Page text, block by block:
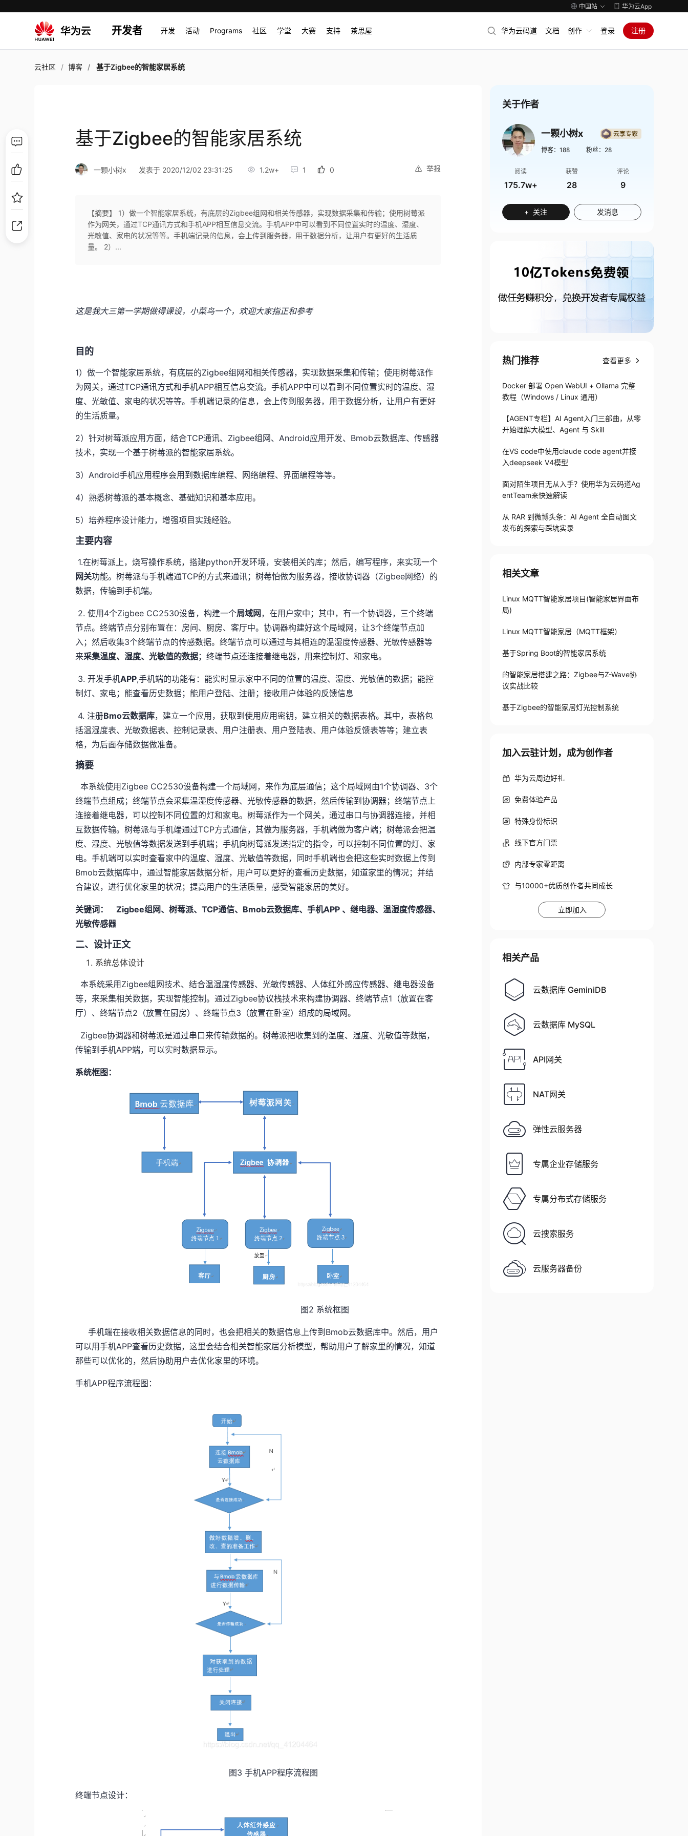
中国站 华为云App
开发者 开发 活动 Programs 社区 学堂 大赛 支持 茶思屋 华为云码道 文档 创作 登录 注册
云社区 博客 基于Zigbee的智能家居系统
基于Zigbee的智能家居系统
举报
一颗小树x 发表于 2020/12/02 23:31:25 1.2w+ 1 0
【摘要】 1）做一个智能家居系统，有底层的Zigbee组网和相关传感器，实现数据采集和传输；使用树莓派
作为网关，通过TCP通讯方式和手机APP相互信息交流。手机APP中可以看到不同位置实时的温度、湿度、
光敏值、家电的状况等等。手机端记录的信息，会上传到服务器，用于数据分析，让用户有更好的生活质
量。 2）...
这是我大三第一学期做得课设，小菜鸟一个，欢迎大家指正和参考
目的
1）做一个智能家居系统，有底层的Zigbee组网和相关传感器，实现数据采集和传输；使用树莓派作
为网关，通过TCP通讯方式和手机APP相互信息交流。手机APP中可以看到不同位置实时的温度、湿
度、光敏值、家电的状况等等。手机端记录的信息，会上传到服务器，用于数据分析，让用户有更好
的生活质量。
2）针对树莓派应用方面，结合TCP通讯、Zigbee组网、Android应用开发、Bmob云数据库、传感器
技术，实现一个基于树莓派的智能家居系统。
3）Android手机应用程序会用到数据库编程、网络编程、界面编程等等。
4）熟悉树莓派的基本概念、基础知识和基本应用。
5）培养程序设计能力，增强项目实践经验。
主要内容
1.在树莓派上，烧写操作系统，搭建python开发环境，安装相关的库；然后，编写程序，来实现一个
网关功能。树莓派与手机端通TCP的方式来通讯；树莓怕做为服务器，接收协调器（Zigbee网络）的
数据，传输到手机端。
2. 使用4个Zigbee CC2530设备，构建一个局域网 ，在用户家中；其中，有一个协调器，三个终端
节点。终端节点分别布置在：房间、厨房、客厅中。协调器构建好这个局域网，让3个终端节点加
入；然后收集3个终端节点的传感数据。终端节点可以通过与其相连的温湿度传感器、光敏传感器等
来采集温度、湿度、光敏值的数据；终端节点还连接着继电器，用来控制灯、和家电。
3. 开发手机APP,手机端的功能有：能实时显示家中不同的位置的温度、湿度、光敏值的数据；能控
制灯、家电；能查看历史数据；能用户登陆、注册；接收用户体验的反馈信息
4. 注册Bmo云数据库，建立一个应用，获取到使用应用密钥，建立相关的数据表格。其中，表格包
括温湿度表、光敏数据表、控制记录表、用户注册表、用户登陆表、用户体验反馈表等等；建立表
格，为后面存储数据做准备。
摘要
本系统使用Zigbee CC2530设备构建一个局域网，来作为底层通信；这个局域网由1个协调器、3个
终端节点组成；终端节点会采集温湿度传感器、光敏传感器的数据，然后传输到协调器；终端节点上
连接着继电器，可以控制不同位置的灯和家电。树莓派作为一个网关，通过串口与协调器连接，并相
互数据传输。树莓派与手机端通过TCP方式通信，其做为服务器，手机端做为客户端；树莓派会把温
度、湿度、光敏值等数据发送到手机端；手机向树莓派发送指定的指令，可以控制不同位置的灯、家
电。手机端可以实时查看家中的温度、湿度、光敏值等数据，同时手机端也会把这些实时数据上传到
Bmob云数据库中，通过智能家居数据分析，用户可以更好的查看历史数据，知道家里的情况；并结
合建议，进行优化家里的状况；提高用户的生活质量，感受智能家居的美好。
关键词： Zigbee组网、树莓派、TCP通信、Bmob云数据库、手机APP 、继电器、温湿度传感器、
光敏传感器
二、设计正文
系统总体设计
本系统采用Zigbee组网技术、结合温湿度传感器、光敏传感器、人体红外感应传感器、继电器设备
等，来采集相关数据，实现智能控制。通过Zigbee协议栈技术来构建协调器、终端节点1（放置在客
厅）、终端节点2（放置在厨房）、终端节点3（放置在卧室）组成的局域网。
Zigbee协调器和树莓派是通过串口来传输数据的。树莓派把收集到的温度、湿度、光敏值等数据，
传输到手机APP端，可以实时数据显示。
系统框图：
图2 系统框图
手机端在接收相关数据信息的同时，也会把相关的数据信息上传到Bmob云数据库中。然后，用户
可以用手机APP查看历史数据，这里会结合相关智能家居分析模型，帮助用户了解家里的情况，知道
那些可以优化的，然后协助用户去优化家里的环境。
手机APP程序流程图：
图3 手机APP程序流程图
终端节点设计：
关于作者
一颗小树x
博客： 188 粉丝： 28
阅读
175.7w+
获赞
28
评论
9
+ 关注 发消息
热门推荐 查看更多
Docker 部署 Open WebUI + Ollama 完整
教程（Windows / Linux 通用）
【AGENT专栏】AI Agent入门三部曲，从零
开始理解大模型、Agent 与 Skill
在VS code中使用claude code agent并接
入deepseek V4模型
面对陌生项目无从入手？使用华为云码道Ag
entTeam来快速解读
从 RAR 到微博头条：AI Agent 全自动图文
发布的探索与踩坑实录
相关文章
Linux MQTT智能家居项目(智能家居界面布
局)
Linux MQTT智能家居（MQTT框架）
基于Spring Boot的智能家居系统
的智能家居搭建之路：Zigbee与Z-Wave协
议实战比较
基于Zigbee的智能家居灯光控制系统
加入云驻计划，成为创作者
华为云周边好礼
免费体验产品
特殊身份标识
线下官方门票
内部专家零距离
与10000+优质创作者共同成长
立即加入
相关产品
云数据库 GeminiDB
云数据库 MySQL
API网关
NAT网关
弹性云服务器
专属企业存储服务
专属分布式存储服务
云搜索服务
云服务器备份